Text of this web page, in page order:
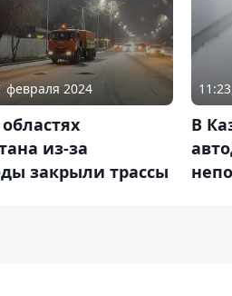
февраля 2024
из-за
закрыли трассы
В